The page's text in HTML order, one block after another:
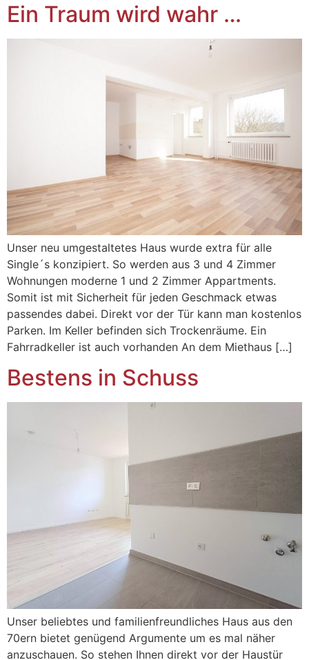
Ein Traum wird wahr …
Unser neu umgestaltetes Haus wurde extra für alle
Single´s konzipiert. So werden aus 3 und 4 Zimmer
Wohnungen moderne 1 und 2 Zimmer Appartments.
Somit ist mit Sicherheit für jeden Geschmack etwas
passendes dabei. Direkt vor der Tür kann man kostenlos
Parken. Im Keller befinden sich Trockenräume. Ein
Fahrradkeller ist auch vorhanden An dem Miethaus […]
Bestens in Schuss
Unser beliebtes und familienfreundliches Haus aus den
70ern bietet genügend Argumente um es mal näher
anzuschauen. So stehen Ihnen direkt vor der Haustür